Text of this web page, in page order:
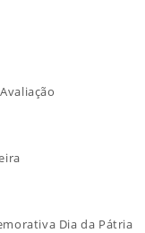
Dia da Pátria